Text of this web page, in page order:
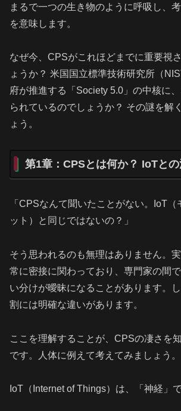
まるで一つの生き物のように呼吸し、
を意味します。
なぜ今、CPSがこれほどまでに重要視
ょうか？ 米国国立標準技術研究所（
府が推進する「Society 5.0」の中核に
られているのでしょうか？ その謎を解
ょう。
第1章：CPSとは何か？ IoTと
「CPSなんて聞いたことがない。IoT
ット）と同じではないの？」
そう思われるのも無理はありません。
常に密接に関わっており、専門家の間
い分けが曖昧になることがあります。
割には明確な違いがあります。
ここを理解することが、CPSの凄さを
です。人体に例えて考えてみましょう。
IoT（Internet of Things）は、「神経」で